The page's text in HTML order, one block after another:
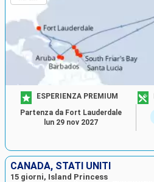
ESPERIENZA PREMIUM
Partenza da Fort Lauderdale
lun 29 nov 2027
CANADA, STATI UNITI
15 giorni, Island Princess